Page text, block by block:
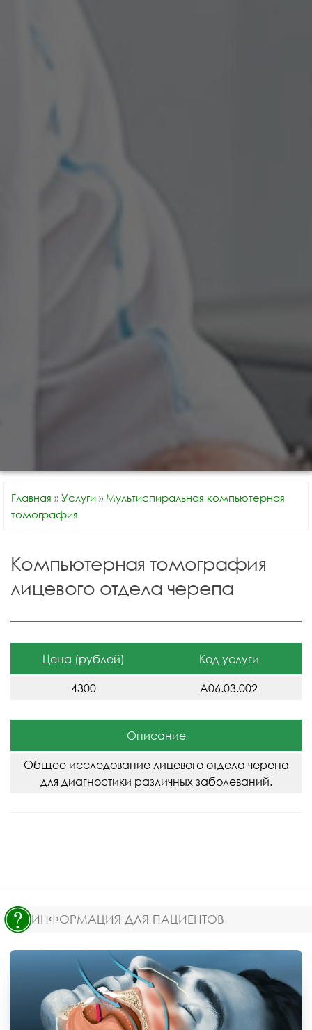
Главная » Услуги » Мультиспиральная компьютерная
томография
Компьютерная томография
лицевого отдела черепа
Цена (рублей) Код услуги
4300 A06.03.002
Описание
Общее исследование лицевого отдела черепа
для диагностики различных заболеваний.
ИНФОРМАЦИЯ ДЛЯ ПАЦИЕНТОВ